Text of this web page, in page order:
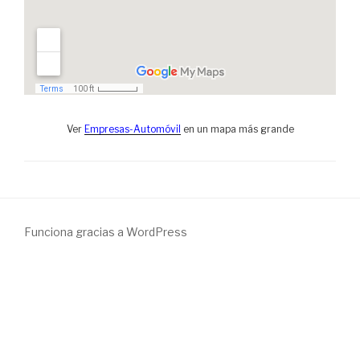
Ver Empresas-Automóvil en un mapa más grande
Funciona gracias a WordPress